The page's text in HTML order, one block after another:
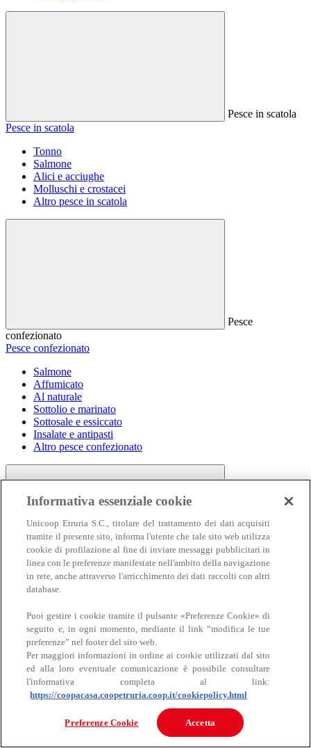
Pesce in scatola
Pesce in scatola
Tonno
Salmone
Alici e acciughe
Molluschi e crostacei
Altro pesce in scatola
Pesce
confezionato
Pesce confezionato
Salmone
Affumicato
Al naturale
Sottolio e marinato
Sottosale e essiccato
Insalate e antipasti
Altro pesce confezionato
Carne
Carne
Bovino
Informativa essenziale cookie
Unicoop Etruria S.C., titolare del trattamento dei dati acquisiti
tramite il presente sito, informa l'utente che tale sito web utilizza
cookie di profilazione al fine di inviare messaggi pubblicitari in
linea con le preferenze manifestate nell'ambito della navigazione
in rete, anche attraverso l'arricchimento dei dati raccolti con altri
database.
Puoi gestire i cookie tramite il pulsante «Preferenze Cookie» di
seguito e, in ogni momento, mediante il link “modifica le tue
preferenze” nel footer del sito web.
Per maggiori informazioni in ordine ai cookie utilizzati dal sito
ed alla loro eventuale comunicazione è possibile consultare
l'informativa completa al link:
https://coopacasa.coopetruria.coop.it/cookiepolicy.html
Preferenze Cookie Accetta